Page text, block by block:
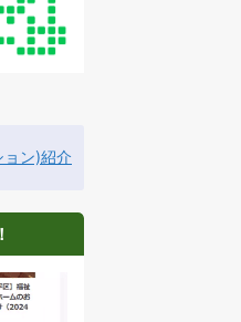
ョン)紹介